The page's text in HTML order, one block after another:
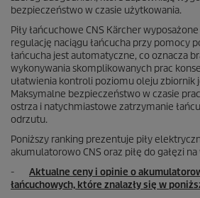
bezpieczeństwo w czasie użytkowania.
Piły łańcuchowe CNS Kärcher
regulację naciągu łańcucha przy pomocy
łańcucha jest automatyczne, co oznacza
wykonywania skomplikowanych prac
ułatwienia kontroli poziomu oleju zbiornik
Maksymalne bezpieczeństwo w czasie
ostrza i natychmiastowe zatrzymanie
odrzutu.
Poniższy ranking prezentuje piły
akumulatorowo CNS oraz piłę do gałęzi na
- Aktualne ceny i opinie o
łańcuchowych, które znalazły się w